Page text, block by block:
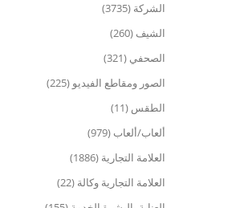
الشركة (3735)
الشيف (260)
الصحفي (321)
الصور ومقاطع الفيديو (225)
الطقس (11)
ألعاب/ألعاب (979)
العلامة التجارية (1886)
العلامة التجارية وكالة (22)